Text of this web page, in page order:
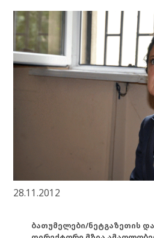
28.11.2012
ბათუმელები/ნეტგაზეთის